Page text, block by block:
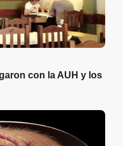
con la AUH y los